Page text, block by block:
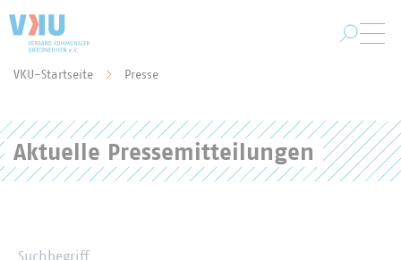
VKU-Startseite Presse
Aktuelle Pressemitteilungen